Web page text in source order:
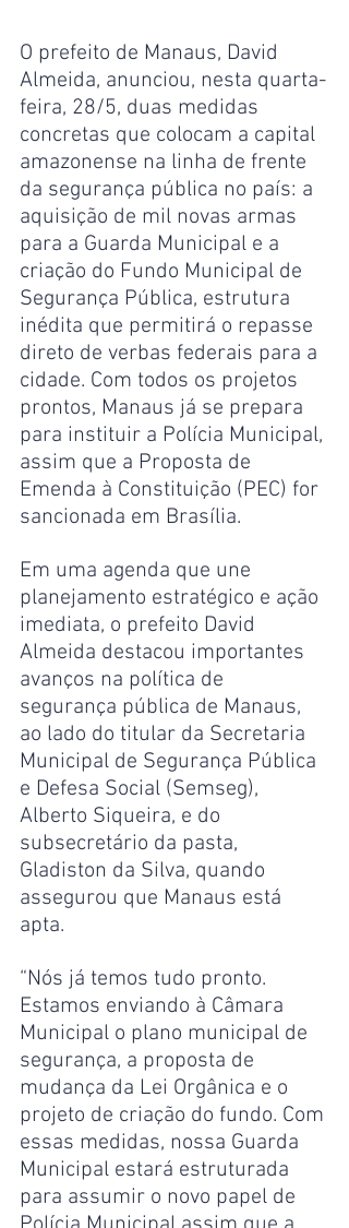
O prefeito de Manaus, David
Almeida, anunciou, nesta quarta-
feira, 28/5, duas medidas
concretas que colocam a capital
amazonense na linha de frente
da segurança pública no país: a
aquisição de mil novas armas
para a Guarda Municipal e a
criação do Fundo Municipal de
Segurança Pública, estrutura
inédita que permitirá o repasse
direto de verbas federais para a
cidade. Com todos os projetos
prontos, Manaus já se prepara
para instituir a Polícia Municipal,
assim que a Proposta de
Emenda à Constituição (PEC) for
sancionada em Brasília.
Em uma agenda que une
planejamento estratégico e ação
imediata, o prefeito David
Almeida destacou importantes
avanços na política de
segurança pública de Manaus,
ao lado do titular da Secretaria
Municipal de Segurança Pública
e Defesa Social (Semseg),
Alberto Siqueira, e do
subsecretário da pasta,
Gladiston da Silva, quando
assegurou que Manaus está
apta.
“Nós já temos tudo pronto.
Estamos enviando à Câmara
Municipal o plano municipal de
segurança, a proposta de
mudança da Lei Orgânica e o
projeto de criação do fundo. Com
essas medidas, nossa Guarda
Municipal estará estruturada
para assumir o novo papel de